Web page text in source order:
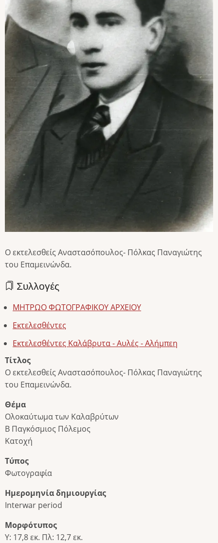
Ο εκτελεσθείς Αναστασόπουλος- Πόλκας Παναγιώτης
του Επαμεινώνδα.
Συλλογές
ΜΗΤΡΩΟ ΦΩΤΟΓΡΑΦΙΚΟΥ ΑΡΧΕΙΟΥ
Εκτελεσθέντες
Εκτελεσθέντες Καλάβρυτα - Αυλές - Αλήμπεη
Τίτλος
Ο εκτελεσθείς Αναστασόπουλος- Πόλκας Παναγιώτης
του Επαμεινώνδα.
Θέμα
Ολοκαύτωμα των Καλαβρύτων
Β Παγκόσμιος Πόλεμος
Κατοχή
Τύπος
Φωτογραφία
Ημερομηνία δημιουργίας
Interwar period
Μορφότυπος
Y: 17,8 εκ. Πλ: 12,7 εκ.